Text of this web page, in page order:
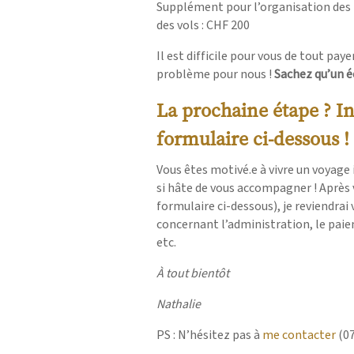
Supplément pour l’organisation
des vols : CHF 200
Il est difficile pour vous de tout payer
problème pour nous !Sachez
La prochaine étape ?
formulaire ci-dessous !
Vous êtes motivé.e à vivre un
si hâte de vous accompagner !
formulaire ci-dessous), je
concernant l’administration, le
etc.
À tout bientôt
Nathalie
PS : N’hésitez pas à me contacter